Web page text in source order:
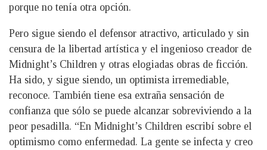
porque no tenía otra opción.
Pero sigue siendo el defensor atractivo, articulado y sin
censura de la libertad artística y el ingenioso creador de
Midnight’s Children y otras elogiadas obras de ficción.
Ha sido, y sigue siendo, un optimista irremediable,
reconoce. También tiene esa extraña sensación de
confianza que sólo se puede alcanzar sobreviviendo a la
peor pesadilla. “En Midnight’s Children escribí sobre el
optimismo como enfermedad. La gente se infecta y creo